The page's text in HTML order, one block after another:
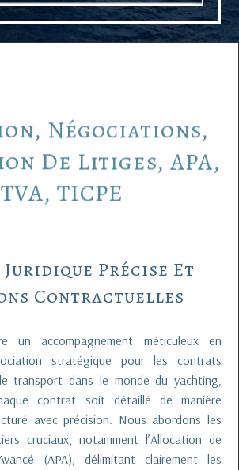
Négociations,
De Litiges, APA,
TVA, TICPE
Précise Et
Contractuelles
un accompagnement méticuleux en
stratégique pour les contrats
transport dans le monde du yachting,
contrat soit détaillé de manière
avec précision. Nous abordons les
cruciaux, notamment l’Allocation de
(APA), délimitant clairement les